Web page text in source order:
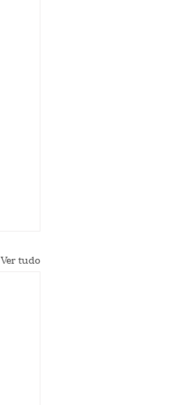
Ver tudo